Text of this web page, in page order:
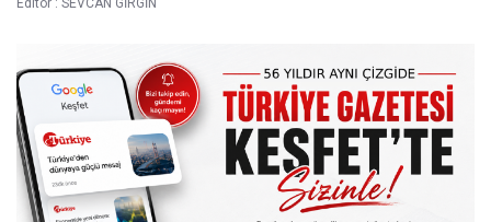
Editör : SEVCAN GİRGİN